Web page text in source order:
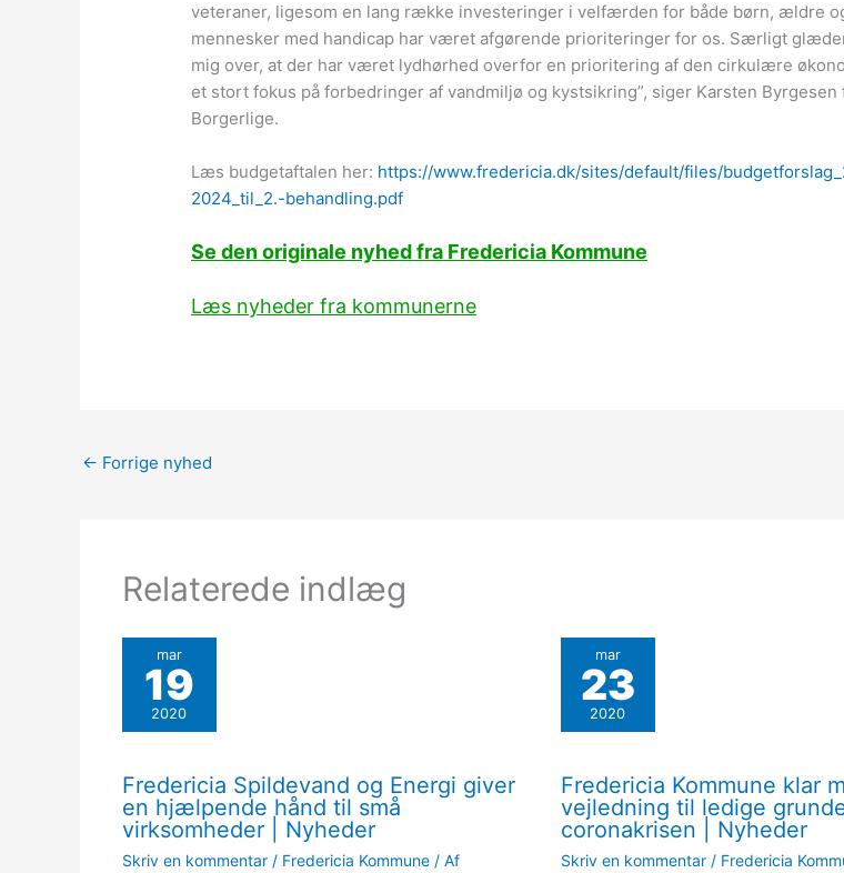
veteraner, ligesom en lang række investeringer i velfærden for både børn, ældre
mennesker med handicap har været afgørende prioriteringer for os. Særligt
mig over, at der har været lydhørhed overfor en prioritering af den cirkulære
et stort fokus på forbedringer af vandmiljø og kystsikring”, siger Karsten Byrgesen
Borgerlige.
Læs budgetaftalen her: https://www.fredericia.dk/sites/default/files/
2024_til_2.-behandling.pdf
Se den originale nyhed fra Fredericia Kommune
Læs nyheder fra kommunerne
← Forrige nyhed
Relaterede indlæg
mar
19
2020
Fredericia Spildevand og Energi giver
en hjælpende hånd til små
virksomheder | Nyheder
Skriv en kommentar / Fredericia Kommune/ Af
mar
23
2020
Fredericia Kommune klar
vejledning til ledige
coronakrisen | Nyheder
Skriv en kommentar / Fredericia